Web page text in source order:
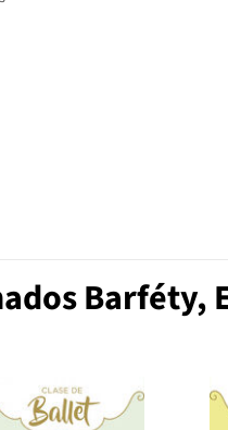
Barféty,